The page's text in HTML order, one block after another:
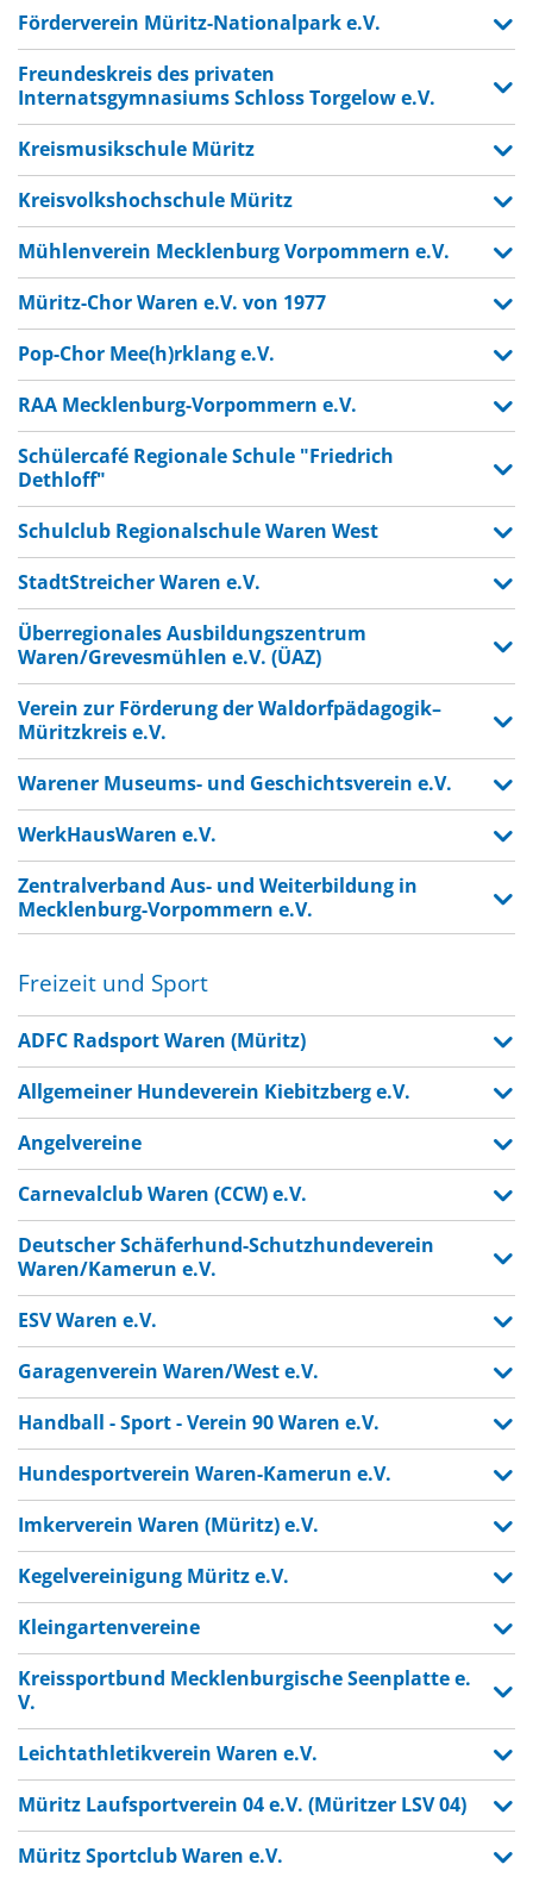
Förderverein Müritz-Nationalpark e.V.
Freundeskreis des privaten
Internatsgymnasiums Schloss Torgelow e.V.
Kreismusikschule Müritz
Kreisvolkshochschule Müritz
Mühlenverein Mecklenburg Vorpommern e.V.
Müritz-Chor Waren e.V. von 1977
Pop-Chor Mee(h)rklang e.V.
RAA Mecklenburg-Vorpommern e.V.
Schülercafé Regionale Schule "Friedrich
Dethloff"
Schulclub Regionalschule Waren West
StadtStreicher Waren e.V.
Überregionales Ausbildungszentrum
Waren/Grevesmühlen e.V. (ÜAZ)
Verein zur Förderung der Waldorfpädagogik–
Müritzkreis e.V.
Warener Museums- und Geschichtsverein e.V.
WerkHausWaren e.V.
Zentralverband Aus- und Weiterbildung in
Mecklenburg-Vorpommern e.V.
Freizeit und Sport
ADFC Radsport Waren (Müritz)
Allgemeiner Hundeverein Kiebitzberg e.V.
Angelvereine
Carnevalclub Waren (CCW) e.V.
Deutscher Schäferhund-Schutzhundeverein
Waren/Kamerun e.V.
ESV Waren e.V.
Garagenverein Waren/West e.V.
Handball - Sport - Verein 90 Waren e.V.
Hundesportverein Waren-Kamerun e.V.
Imkerverein Waren (Müritz) e.V.
Kegelvereinigung Müritz e.V.
Kleingartenvereine
Kreissportbund Mecklenburgische Seenplatte e.
V.
Leichtathletikverein Waren e.V.
Müritz Laufsportverein 04 e.V. (Müritzer LSV 04)
Müritz Sportclub Waren e.V.